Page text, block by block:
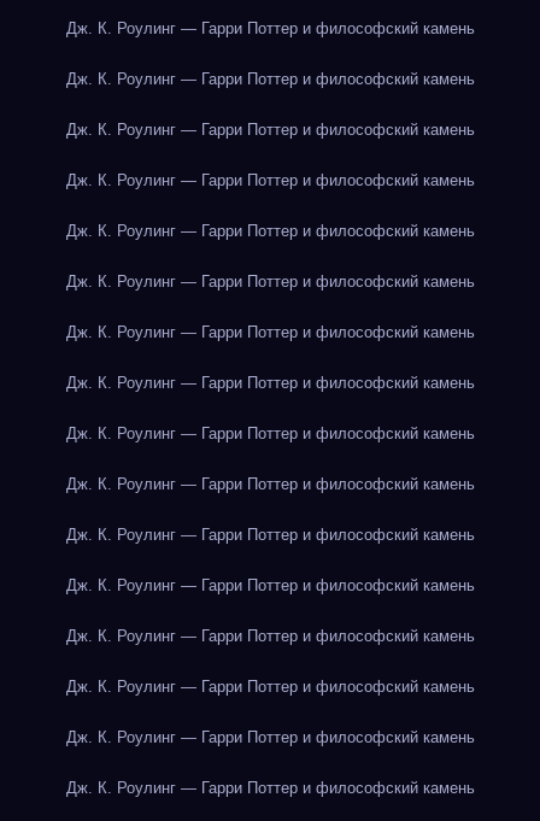
Дж. К. Роулинг — Гарри Поттер и философский камень
Дж. К. Роулинг — Гарри Поттер и философский камень
Дж. К. Роулинг — Гарри Поттер и философский камень
Дж. К. Роулинг — Гарри Поттер и философский камень
Дж. К. Роулинг — Гарри Поттер и философский камень
Дж. К. Роулинг — Гарри Поттер и философский камень
Дж. К. Роулинг — Гарри Поттер и философский камень
Дж. К. Роулинг — Гарри Поттер и философский камень
Дж. К. Роулинг — Гарри Поттер и философский камень
Дж. К. Роулинг — Гарри Поттер и философский камень
Дж. К. Роулинг — Гарри Поттер и философский камень
Дж. К. Роулинг — Гарри Поттер и философский камень
Дж. К. Роулинг — Гарри Поттер и философский камень
Дж. К. Роулинг — Гарри Поттер и философский камень
Дж. К. Роулинг — Гарри Поттер и философский камень
Дж. К. Роулинг — Гарри Поттер и философский камень